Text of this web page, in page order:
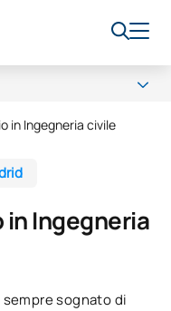
in Ingegneria civile
Ingegneria
sognato di